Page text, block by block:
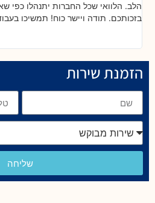
הלב. הלוואי שכל החברות יתנהלו כפי
בזכותכם. תודה ויישר כוח! תמשיכו
הזמנת שירות
שליחה